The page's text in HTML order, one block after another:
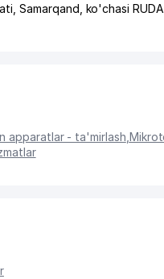
,Samarqand ko'chasi
apparatlar - ta'mirlash